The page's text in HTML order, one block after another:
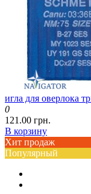
игла для оверлока
0
121.00 грн.
В корзину
Хит продаж
Популярный